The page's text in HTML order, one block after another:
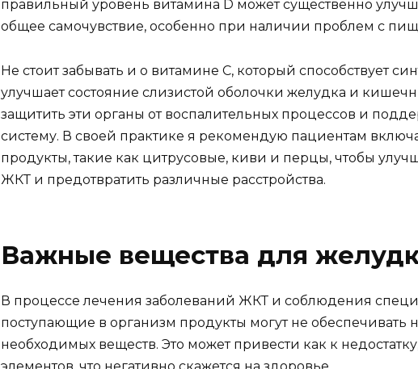
правильный уровень витамина D может существенно
общее самочувствие, особенно при наличии проблем с
Не стоит забывать и о витамине C, который способствует
улучшает состояние слизистой оболочки желудка и
защитить эти органы от воспалительных процессов и
систему. В своей практике я рекомендую пациентам
продукты, такие как цитрусовые, киви и перцы, чтобы
ЖКТ и предотвратить различные расстройства.
Важные вещества для
В процессе лечения заболеваний ЖКТ и соблюдения
поступающие в организм продукты могут не обеспечивать
необходимых веществ. Это может привести как к
элементов, что негативно скажется на здоровье.